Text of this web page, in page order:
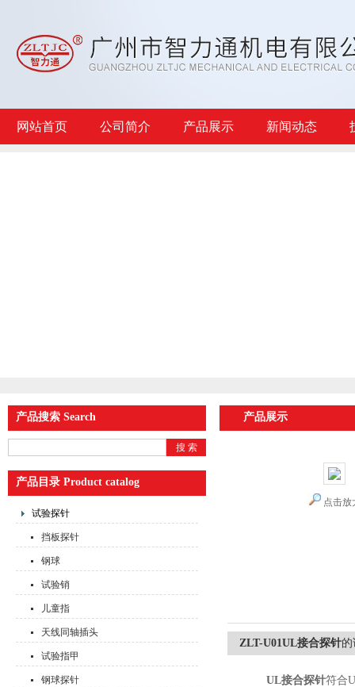
网站首页 公司简介 产品展示 新闻动态
产品搜索 Search
产品目录 Product catalog
试验探针
挡板探针
钢球
试验销
儿童指
天线同轴插头
试验指甲
钢球探针
产品展示
点击放
ZLT-U01UL接合探针的
UL接合探针符合